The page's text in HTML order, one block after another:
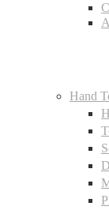
Hand